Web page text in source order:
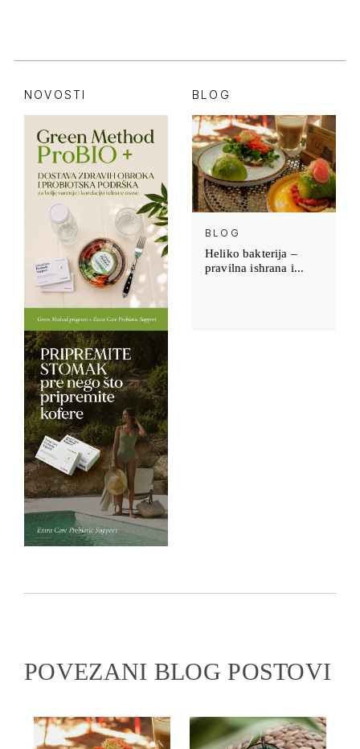
NOVOSTI BLOG
BLOG
Heliko bakterija –
pravilna ishrana i...
POVEZANI BLOG POSTOVI